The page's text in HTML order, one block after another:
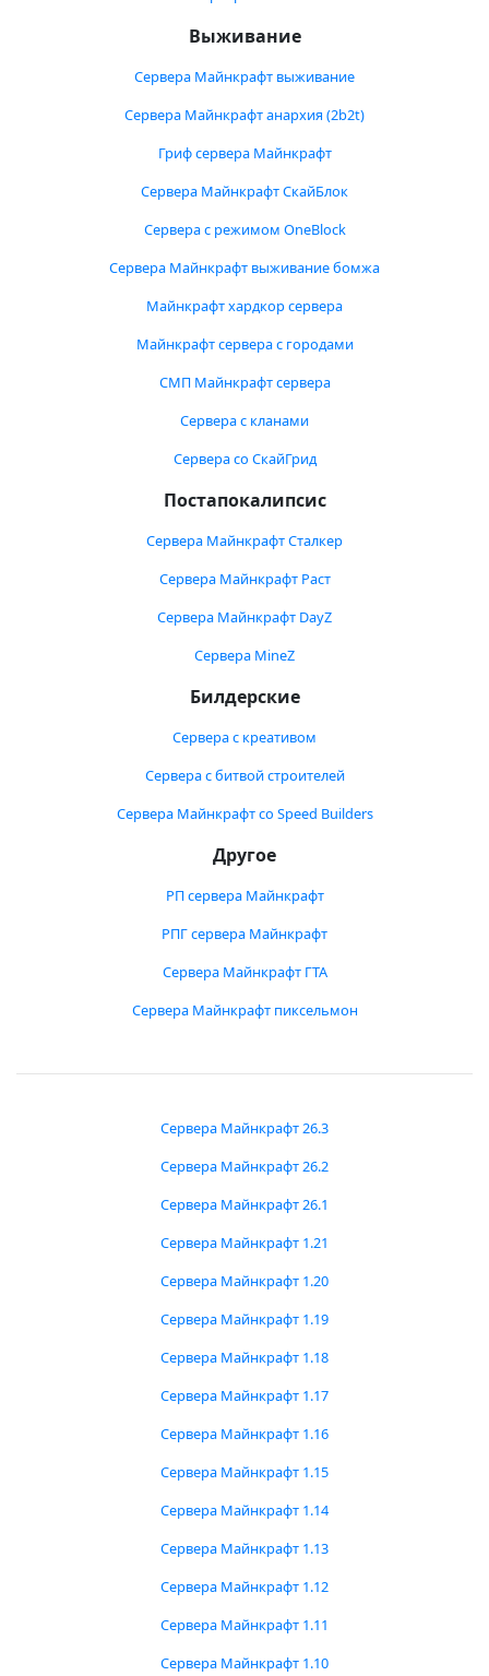
Выживание
Сервера Майнкрафт выживание
Сервера Майнкрафт анархия (2b2t)
Гриф сервера Майнкрафт
Сервера Майнкрафт СкайБлок
Сервера с режимом OneBlock
Сервера Майнкрафт выживание бомжа
Майнкрафт хардкор сервера
Майнкрафт сервера с городами
СМП Майнкрафт сервера
Сервера с кланами
Сервера со СкайГрид
Постапокалипсис
Сервера Майнкрафт Сталкер
Сервера Майнкрафт Раст
Сервера Майнкрафт DayZ
Сервера MineZ
Билдерские
Сервера с креативом
Сервера с битвой строителей
Сервера Майнкрафт со Speed Builders
Другое
РП сервера Майнкрафт
РПГ сервера Майнкрафт
Сервера Майнкрафт ГТА
Сервера Майнкрафт пиксельмон
Сервера Майнкрафт 26.3
Сервера Майнкрафт 26.2
Сервера Майнкрафт 26.1
Сервера Майнкрафт 1.21
Сервера Майнкрафт 1.20
Сервера Майнкрафт 1.19
Сервера Майнкрафт 1.18
Сервера Майнкрафт 1.17
Сервера Майнкрафт 1.16
Сервера Майнкрафт 1.15
Сервера Майнкрафт 1.14
Сервера Майнкрафт 1.13
Сервера Майнкрафт 1.12
Сервера Майнкрафт 1.11
Сервера Майнкрафт 1.10